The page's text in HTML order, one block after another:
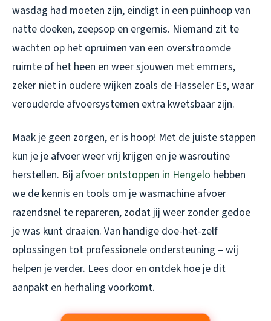
wasdag had moeten zijn, eindigt in een puinhoop van
natte doeken, zeepsop en ergernis. Niemand zit te
wachten op het opruimen van een overstroomde
ruimte of het heen en weer sjouwen met emmers,
zeker niet in oudere wijken zoals de Hasseler Es, waar
verouderde afvoersystemen extra kwetsbaar zijn.
Maak je geen zorgen, er is hoop! Met de juiste stappen
kun je je afvoer weer vrij krijgen en je wasroutine
herstellen. Bij afvoer ontstoppen in Hengelo hebben
we de kennis en tools om je wasmachine afvoer
razendsnel te repareren, zodat jij weer zonder gedoe
je was kunt draaien. Van handige doe-het-zelf
oplossingen tot professionele ondersteuning – wij
helpen je verder. Lees door en ontdek hoe je dit
aanpakt en herhaling voorkomt.